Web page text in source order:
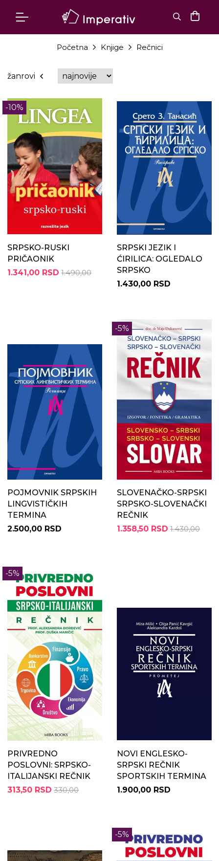
Početna Knjige Rečnici
žanrovi
-10%
SRPSKO-RUSKI
PRIČAONIK
1.341,00 RSD 1.490,00
SRPSKI JEZIK I
ĆIRILICA: OGLEDALO
SRPSKO
1.430,00 RSD
POJMOVNIK SRPSKIH
LINGVISTIČKIH
TERMINA
2.500,00 RSD
-5%
SLOVENAČKO-SRPSKI
SRPSKO-SLOVENAČKI
REČNIK
1.358,50 RSD 1.430,00
-5%
PRIVREDNO
POSLOVNI: SRPSKO-
ITALIJANSKI REČNIK
313,50 RSD 330,00
NOVI ENGLESKO-
SRPSKI REČNIK
SPORTSKIH TERMINA
1.900,00 RSD
-5%